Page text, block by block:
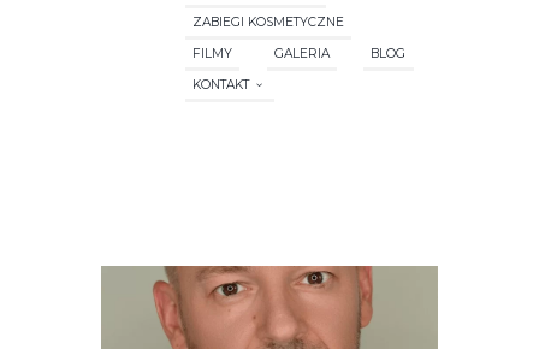
ZABIEGI KOSMETYCZNE
FILMY
GALERIA
BLOG
KONTAKT